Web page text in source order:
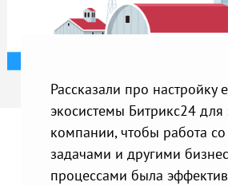
Рассказали про настройку
экосистемы Битрикс24
компании, чтобы работа
задачами и другими
процессами была